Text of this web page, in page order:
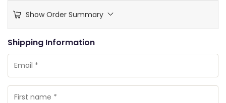
Show Order Summary
Shipping Information